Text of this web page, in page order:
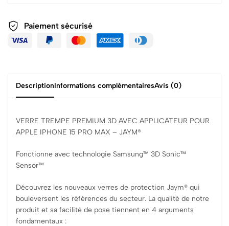
Paiement sécurisé
DescriptionInformations complémentairesAvis (0)
VERRE TREMPE PREMIUM 3D AVEC APPLICATEUR POUR
APPLE IPHONE 15 PRO MAX – JAYM®
Fonctionne avec technologie Samsung™ 3D Sonic™
Sensor™
Découvrez les nouveaux verres de protection Jaym® qui
bouleversent les références du secteur. La qualité de notre
produit et sa facilité de pose tiennent en 4 arguments
fondamentaux :